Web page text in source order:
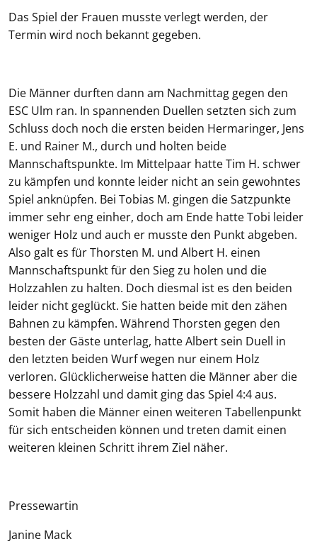
Das Spiel der Frauen musste verlegt werden, der
Termin wird noch bekannt gegeben.
Die Männer durften dann am Nachmittag gegen den
ESC Ulm ran. In spannenden Duellen setzten sich zum
Schluss doch noch die ersten beiden Hermaringer, Jens
E. und Rainer M., durch und holten beide
Mannschaftspunkte. Im Mittelpaar hatte Tim H. schwer
zu kämpfen und konnte leider nicht an sein gewohntes
Spiel anknüpfen. Bei Tobias M. gingen die Satzpunkte
immer sehr eng einher, doch am Ende hatte Tobi leider
weniger Holz und auch er musste den Punkt abgeben.
Also galt es für Thorsten M. und Albert H. einen
Mannschaftspunkt für den Sieg zu holen und die
Holzzahlen zu halten. Doch diesmal ist es den beiden
leider nicht geglückt. Sie hatten beide mit den zähen
Bahnen zu kämpfen. Während Thorsten gegen den
besten der Gäste unterlag, hatte Albert sein Duell in
den letzten beiden Wurf wegen nur einem Holz
verloren. Glücklicherweise hatten die Männer aber die
bessere Holzzahl und damit ging das Spiel 4:4 aus.
Somit haben die Männer einen weiteren Tabellenpunkt
für sich entscheiden können und treten damit einen
weiteren kleinen Schritt ihrem Ziel näher.
Pressewartin
Janine Mack